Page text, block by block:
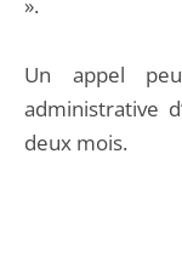
Un appel
administrative
deux mois.